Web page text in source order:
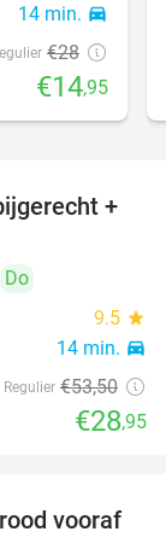
14 min. directions_car
€28
€14,95
46%
+
Do
9.5 star
14 min. directions_car
Regulier €53,50
€28,95
32%
vooraf